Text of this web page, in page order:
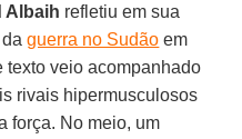
Albaih refletiu em sua
daguerra no Sudão em
texto veio acompanhado
rivais hipermusculosos
força. No meio, um